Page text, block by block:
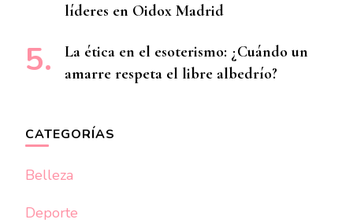
líderes en Oidox Madrid
La ética en el esoterismo: ¿Cuándo un
amarre respeta el libre albedrío?
CATEGORÍAS
Belleza
Deporte